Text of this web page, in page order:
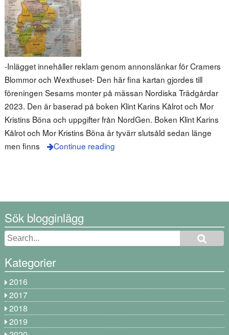
-Inlägget innehåller reklam genom annonslänkar för Cramers
Blommor och Wexthuset- Den här fina kartan gjordes till
föreningen Sesams monter på mässan Nordiska Trädgårdar
2023. Den är baserad på boken Klint Karins Kålrot och Mor
Kristins Böna och uppgifter från NordGen. Boken Klint Karins
Kålrot och Mor Kristins Böna är tyvärr slutsåld sedan länge
men finns
Continue reading
Sök blogginlägg
Kategorier
2016
2017
2018
2019